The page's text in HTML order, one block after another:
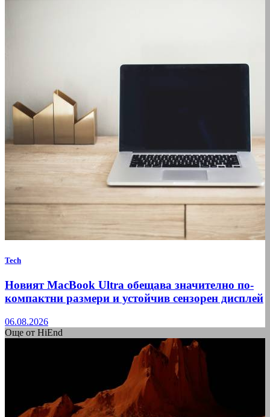
Tech
Новият MacBook Ultra обещава значително по-
компактни размери и устойчив сензорен дисплей
06.08.2026
Още от HiEnd